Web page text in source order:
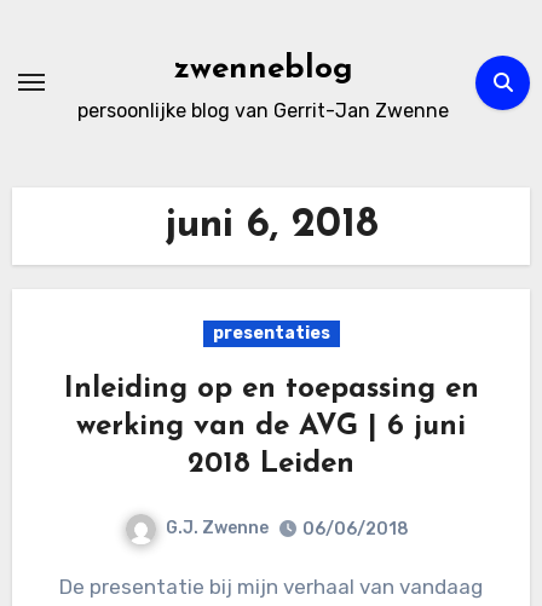
de
zwenneblog
persoonlijke blog van Gerrit-Jan Zwenne
juni 6, 2018
presentaties
Inleiding op en toepassing en
werking van de AVG | 6 juni
2018 Leiden
G.J. Zwenne 06/06/2018
De presentatie bij mijn verhaal van vandaag